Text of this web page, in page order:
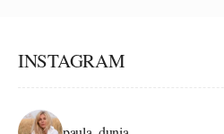
INSTAGRAM